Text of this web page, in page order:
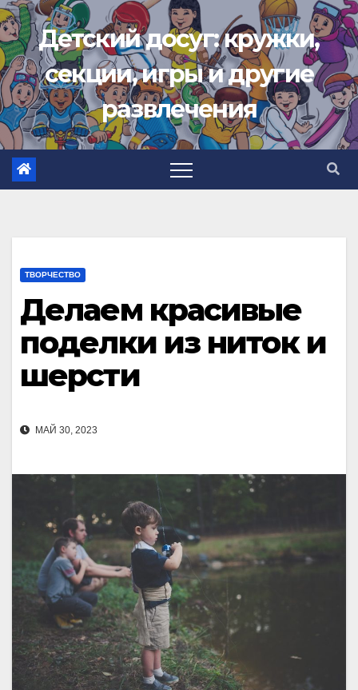
Перейти
к
содержимому
Детский досуг: кружки,
секции, игры и другие
развлечения
ТВОРЧЕСТВО
Делаем красивые
поделки из ниток и
шерсти
МАЙ 30, 2023